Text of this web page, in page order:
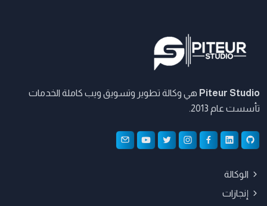
Piteur Studio هي وكالة تطوير وتسويق ويب كاملة الخدمات
تأسست عام 2013.
الوكالة
إنجازات